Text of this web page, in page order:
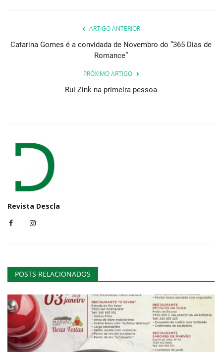
ARTIGO ANTERIOR
Catarina Gomes é a convidada de Novembro do “365 Dias de
Romance”
PRÓXIMO ARTIGO
Rui Zink na primeira pessoa
Revista Descla
POSTS RELACIONADOS